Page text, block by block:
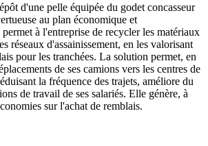
d'une pelle équipée du godet concasseur
au plan économique et
à l'entreprise de recycler les matériaux
réseaux d'assainissement, en les valorisant
pour les tranchées. La solution permet, en
de ses camions vers les centres de
la fréquence des trajets, améliore du
de travail de ses salariés. Elle génère, à
sur l'achat de remblais.